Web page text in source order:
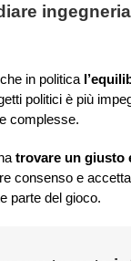
in politica
politici è più
complesse.
trovare un giusto
consenso e
parte del gioco.